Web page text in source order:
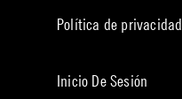
Política de privacidad
Inicio De Sesión